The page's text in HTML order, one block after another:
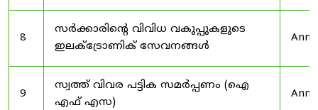
8
സർക്കാരിന്റെ വിവിധ വകുപ്പുകളുടെ
ഇലക്ട്രോണിക് സേവനങ്ങൾ
9
സ്വത്ത് വിവര പട്ടിക സമർപ്പണം (ഐ
എഫ് എസ)